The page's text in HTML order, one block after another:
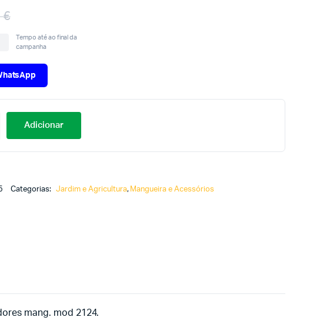
€
Tempo até ao final da
campanha
Adicionar
Categorias: Jardim e Agricultura, Mangueira e Acessórios
mang. mod 2124.